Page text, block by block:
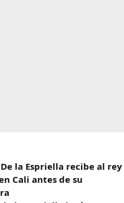
la Espriella recibe al rey
Cali antes de su